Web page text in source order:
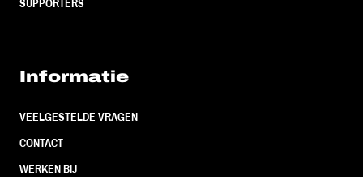
SUPPORTERS
Informatie
VEELGESTELDE VRAGEN
CONTACT
WERKEN BIJ